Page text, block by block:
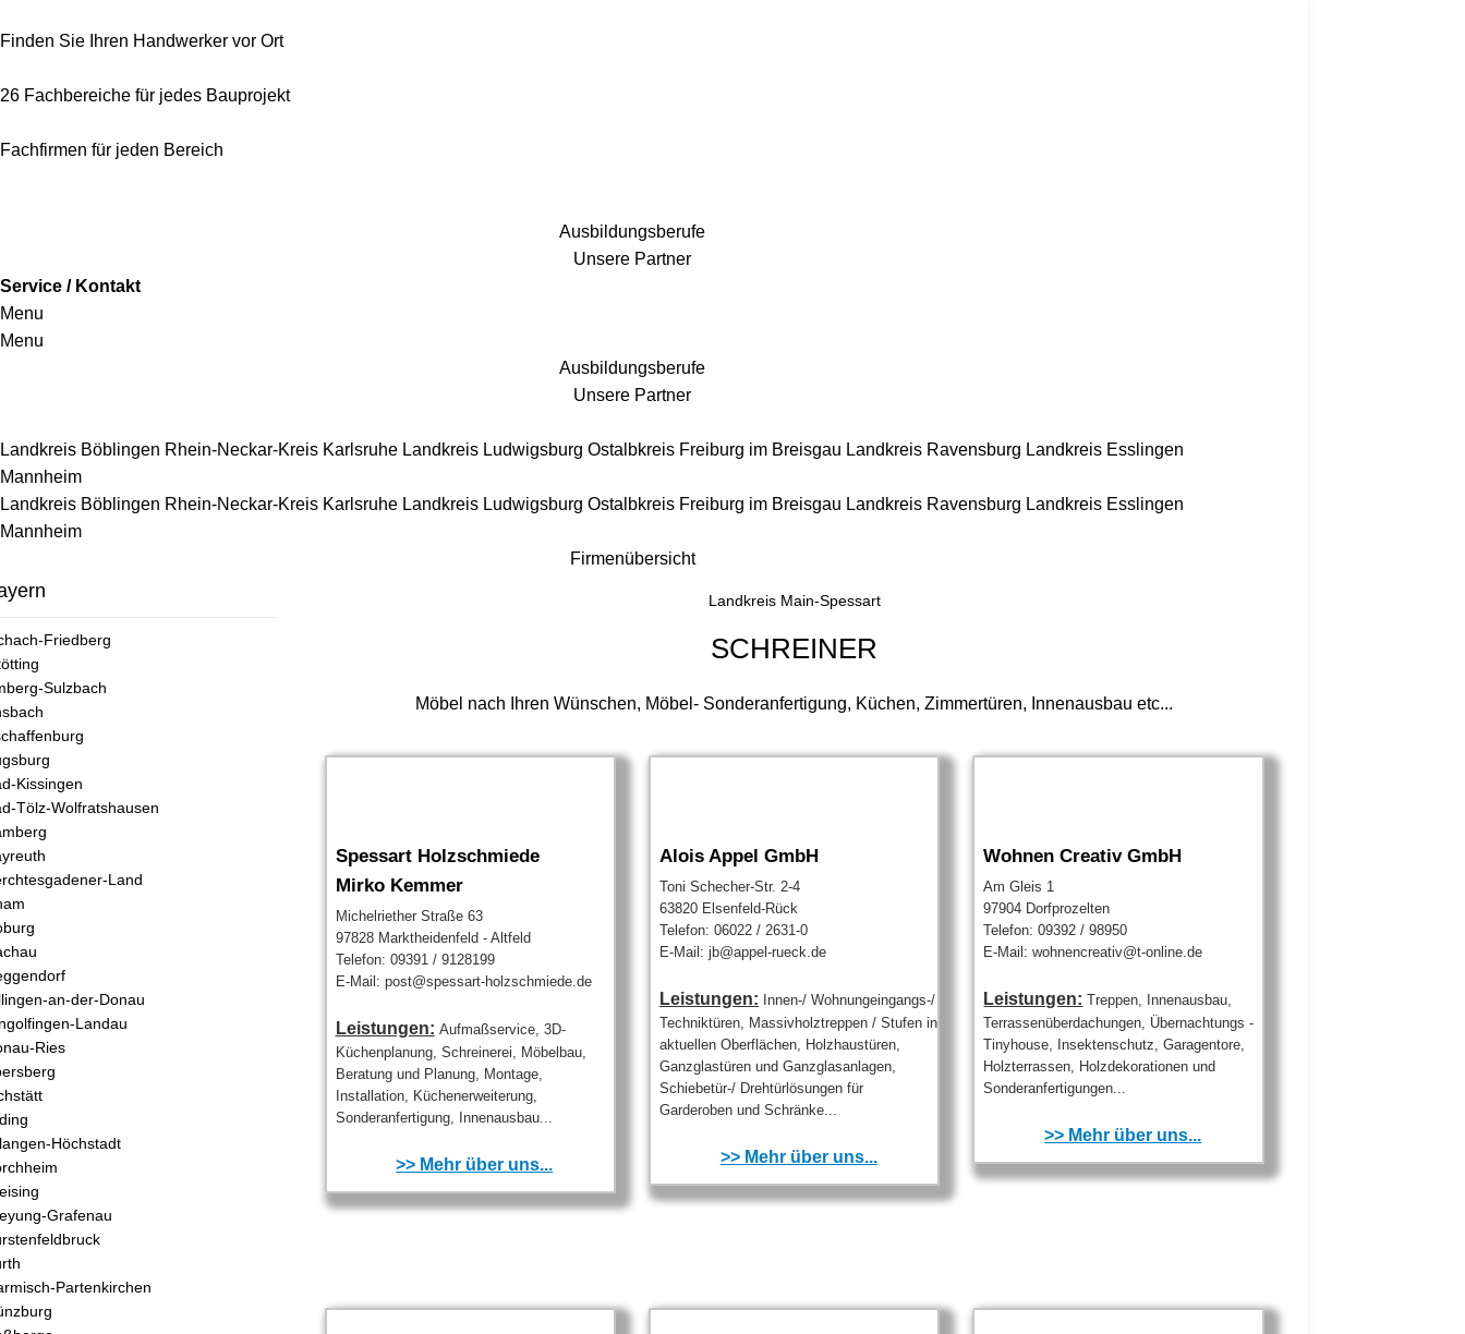
Finden Sie Ihren Handwerker vor Ort
26 Fachbereiche für jedes Bauprojekt
Fachfirmen für jeden Bereich
Ausbildungsberufe
Unsere Partner
Service / Kontakt
Menu
Menu
Ausbildungsberufe
Unsere Partner
Landkreis Böblingen Rhein-Neckar-Kreis Karlsruhe Landkreis Ludwigsburg Ostalbkreis Freiburg im Breisgau Landkreis Ravensburg Landkreis Esslingen
Mannheim
Landkreis Böblingen Rhein-Neckar-Kreis Karlsruhe Landkreis Ludwigsburg Ostalbkreis Freiburg im Breisgau Landkreis Ravensburg Landkreis Esslingen
Mannheim
Firmenübersicht
Friedberg
Sulzbach
Kissingen
Tölz-Wolfratshausen
Land
an-der-Donau
Landau
Ries
Höchstadt
Grafenau
Partenkirchen
Landkreis Main-Spessart
SCHREINER
Möbel nach Ihren Wünschen, Möbel- Sonderanfertigung, Küchen, Zimmertüren, Innenausbau etc...
Spessart Holzschmiede
Mirko Kemmer
Michelriether Straße 63
97828 Marktheidenfeld - Altfeld
Telefon: 09391 / 9128199
E-Mail: post@spessart-holzschmiede.de
Leistungen: Aufmaßservice, 3D-
Küchenplanung, Schreinerei, Möbelbau,
Beratung und Planung, Montage,
Installation, Küchenerweiterung,
Sonderanfertigung, Innenausbau...
>> Mehr über uns...
Alois Appel GmbH
Toni Schecher-Str. 2-4
63820 Elsenfeld-Rück
Telefon: 06022 / 2631-0
E-Mail: jb@appel-rueck.de
Leistungen: Innen-/ Wohnungeingangs-/
Techniktüren, Massivholztreppen / Stufen in
aktuellen Oberflächen, Holzhaustüren,
Ganzglastüren und Ganzglasanlagen,
Schiebetür-/ Drehtürlösungen für
Garderoben und Schränke...
>> Mehr über uns...
Wohnen Creativ GmbH
Am Gleis 1
97904 Dorfprozelten
Telefon: 09392 / 98950
E-Mail: wohnencreativ@t-online.de
Leistungen: Treppen, Innenausbau,
Terrassenüberdachungen, Übernachtungs -
Tinyhouse, Insektenschutz, Garagentore,
Holzterrassen, Holzdekorationen und
Sonderanfertigungen...
>> Mehr über uns...